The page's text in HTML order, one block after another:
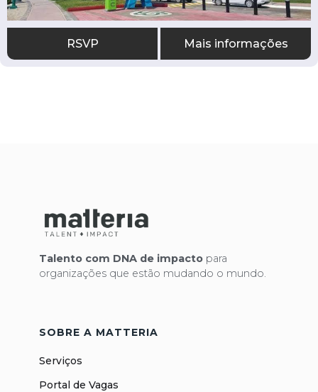
RSVP Mais informações
Talento com DNA de impacto para
organizações que estão mudando o mundo.
SOBRE A MATTERIA
Serviços
Portal de Vagas